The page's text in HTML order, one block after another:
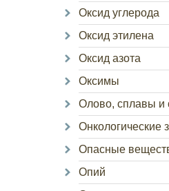
Оксид углерода
Оксид этилена
Оксид азота
Оксимы
Олово, сплавы и
Онкологические
Опасные
Опий